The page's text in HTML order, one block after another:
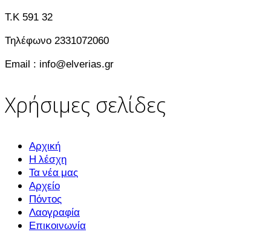
T.K 591 32
Τηλέφωνο 2331072060
Email : info@elverias.gr
Χρήσιμες σελίδες
Αρχική
Η λέσχη
Τα νέα μας
Αρχείο
Πόντος
Λαογραφία
Επικοινωνία